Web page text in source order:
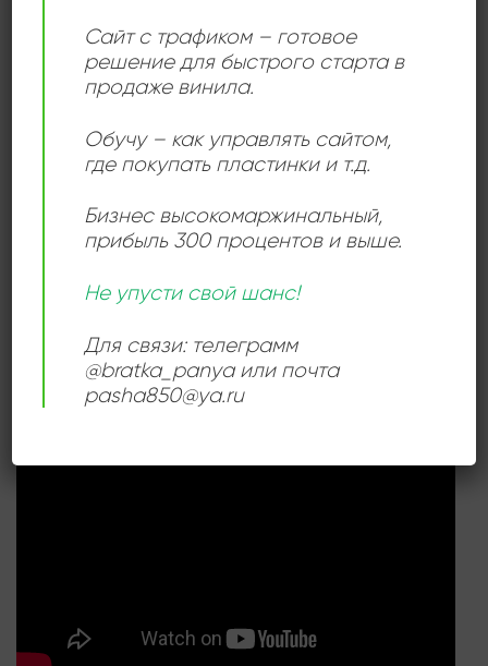
ИСПОЛНИТЕЛЬ Joan Baez
СОСТОЯНИЕ
РАЗМЕР ПЛАСТИНКИ 12 дюймов
СЛУШАТЬ ОНЛАЙН:
Сайт с трафиком – готовое
решение для быстрого старта в
продаже винила.
Обучу – как управлять сайтом,
где покупать пластинки и т.д.
Бизнес высокомаржинальный,
прибыль 300 процентов и выше.
Не упусти свой шанс!
Для связи: телеграмм
@bratka_panya или почта
pasha850@ya.ru